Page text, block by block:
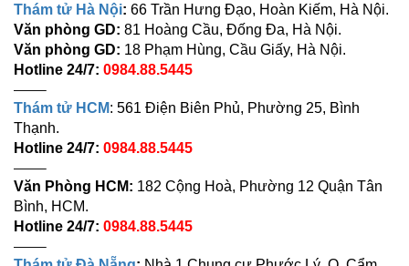
Thám tử Hà Nội: 66 Trần Hưng Đạo, Hoàn Kiếm, Hà Nội.
Văn phòng GD: 81 Hoàng Cầu, Đống Đa, Hà Nội.
Văn phòng GD: 18 Phạm Hùng, Cầu Giấy, Hà Nội.
Hotline 24/7: 0984.88.5445
——–
Thám tử HCM: 561 Điện Biên Phủ, Phường 25, Bình
Thạnh.
Hotline 24/7: 0984.88.5445
——–
Văn Phòng HCM: 182 Cộng Hoà, Phường 12 Quận Tân
Bình, HCM.
Hotline 24/7: 0984.88.5445
——–